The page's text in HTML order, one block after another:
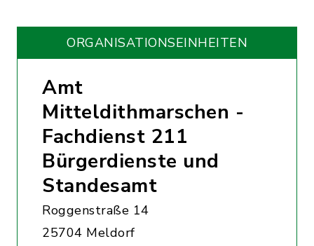
ORGANISATIONS­EINHEITEN
Amt
Mitteldithmarschen -
Fachdienst 211
Bürgerdienste und
Standesamt
Roggenstraße 14
25704 Meldorf